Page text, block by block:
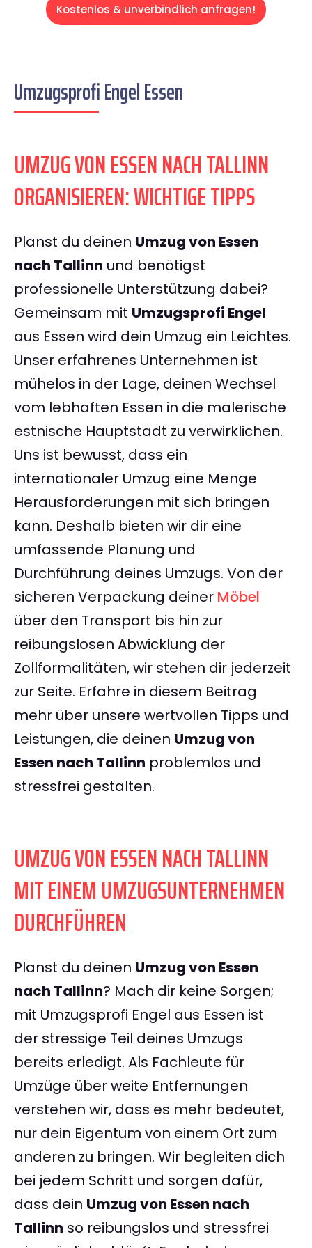
Kostenlos & unverbindlich anfragen!
Umzugsprofi Engel Essen
UMZUG VON ESSEN NACH TALLINN
ORGANISIEREN: WICHTIGE TIPPS
Planst du deinen Umzug von Essen
nach Tallinn und benötigst
professionelle Unterstützung dabei?
Gemeinsam mit Umzugsprofi Engel
aus Essen wird dein Umzug ein Leichtes.
Unser erfahrenes Unternehmen ist
mühelos in der Lage, deinen Wechsel
vom lebhaften Essen in die malerische
estnische Hauptstadt zu verwirklichen.
Uns ist bewusst, dass ein
internationaler Umzug eine Menge
Herausforderungen mit sich bringen
kann. Deshalb bieten wir dir eine
umfassende Planung und
Durchführung deines Umzugs. Von der
sicheren Verpackung deiner Möbel
über den Transport bis hin zur
reibungslosen Abwicklung der
Zollformalitäten, wir stehen dir jederzeit
zur Seite. Erfahre in diesem Beitrag
mehr über unsere wertvollen Tipps und
Leistungen, die deinen Umzug von
Essen nach Tallinn problemlos und
stressfrei gestalten.
UMZUG VON ESSEN NACH TALLINN
MIT EINEM UMZUGSUNTERNEHMEN
DURCHFÜHREN
Planst du deinen Umzug von Essen
nach Tallinn? Mach dir keine Sorgen;
mit Umzugsprofi Engel aus Essen ist
der stressige Teil deines Umzugs
bereits erledigt. Als Fachleute für
Umzüge über weite Entfernungen
verstehen wir, dass es mehr bedeutet,
nur dein Eigentum von einem Ort zum
anderen zu bringen. Wir begleiten dich
bei jedem Schritt und sorgen dafür,
dass dein Umzug von Essen nach
Tallinn so reibungslos und stressfrei